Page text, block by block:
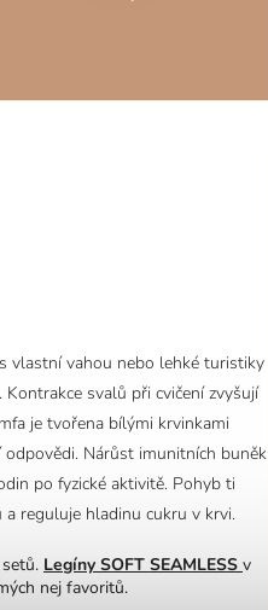
vlastní vahou nebo lehké turistiky
svalů při cvičení zvyšují
je tvořena bílými krvinkami
Nárůst imunitních buněk
po fyzické aktivitě. Pohyb ti
reguluje hladinu cukru v krvi.
Legíny SOFT SEAMLESS v
nej favoritů.